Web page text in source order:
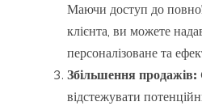
Маючи доступ до
клієнта, ви можете
персоналізоване та
Збільшення продажів:
відстежувати